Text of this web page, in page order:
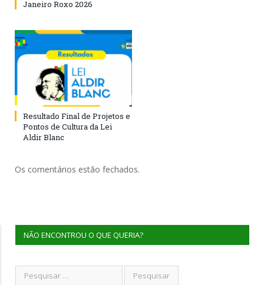
Janeiro Roxo 2026
Resultado Final de Projetos e
Pontos de Cultura da Lei
Aldir Blanc
Os comentários estão fechados.
NÃO ENCONTROU O QUE QUERIA?